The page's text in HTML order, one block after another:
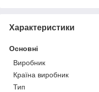
Характеристики
Основні
Виробник
Країна виробник
Тип